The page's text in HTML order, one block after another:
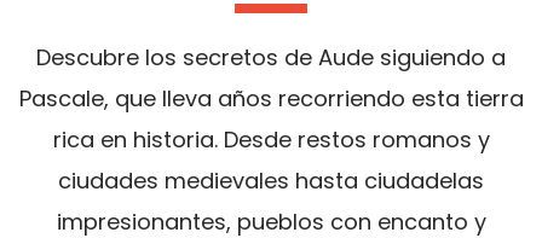
Descubre los secretos de Aude siguiendo a
Pascale, que lleva años recorriendo esta tierra
rica en historia. Desde restos romanos y
ciudades medievales hasta ciudadelas
impresionantes, pueblos con encanto y